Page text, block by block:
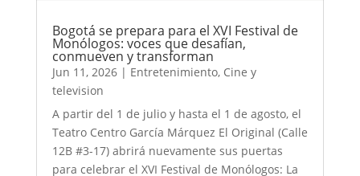
Bogotá se prepara para el XVI Festival de
Monólogos: voces que desafían,
conmueven y transforman
Jun 11, 2026| Entretenimiento, Cine y
television
A partir del 1 de julio y hasta el 1 de agosto, el
Teatro Centro García Márquez El Original (Calle
12B #3-17) abrirá nuevamente sus puertas
para celebrar el XVI Festival de Monólogos: La